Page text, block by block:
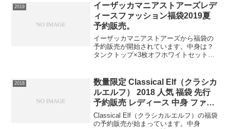
2019
イーザッカマニアストアーズレデ
ィースファッション福袋2019夏
予約販売。
イーザッカマニアストアーズから福袋の
予約販売が開始されています。中身は？
タンクトップ×3枚オフホワイトセット
ラック・オフホワイト・モクグレー）ア
イスカラーセット（ラベ...
2018
数量限定 Classical Elf（クラシカ
ルエルフ） 2018 人気 福袋 先行
予約販売 レディース 中身 ファッ
ション ネタバレ
Classical Elf（クラシカルエルフ）の福袋
の予約販売が始まっています。中身